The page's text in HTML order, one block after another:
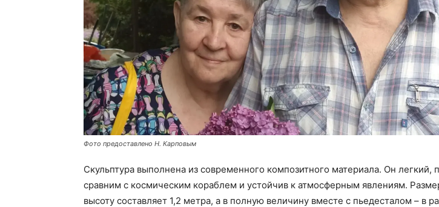
Фото предоставлено Н. Карповым
Скульптура выполнена из современного композитного материала. Он легкий,
сравним с космическим кораблем и устойчив к атмосферным явлениям.
высоту составляет 1,2 метра, а в полную величину вместе с пьедесталом – в